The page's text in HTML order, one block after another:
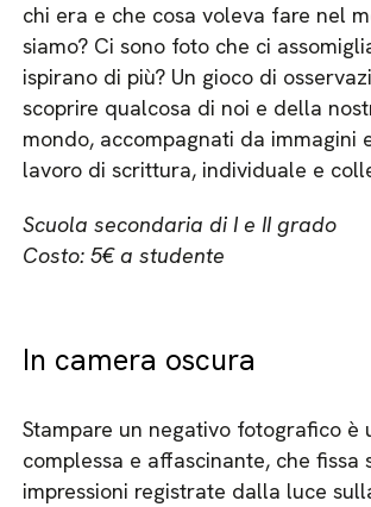
chi era e che cosa voleva fare nel
siamo? Ci sono foto che ci
ispirano di più? Un gioco di
scoprire qualcosa di noi e della
mondo, accompagnati da immagini
lavoro di scrittura, individuale e
Scuola secondaria di I e II grado
Costo: 5€ a studente
In camera oscura
Stampare un negativo fotografico è
complessa e affascinante, che fissa
impressioni registrate dalla luce